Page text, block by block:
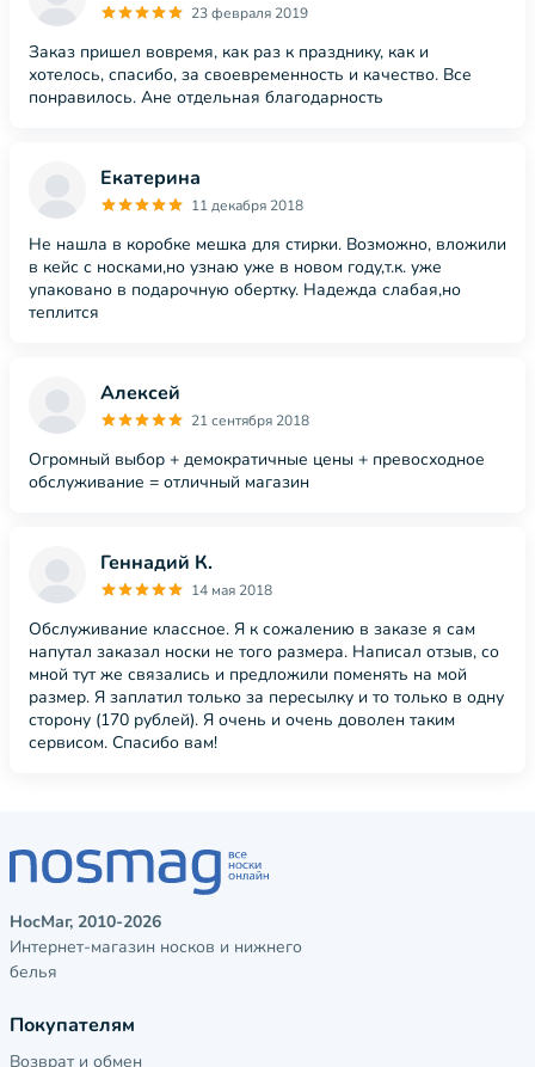
23 февраля 2019
Заказ пришел вовремя, как раз к празднику, как и
хотелось, спасибо, за своевременность и качество. Все
понравилось. Ане отдельная благодарность
Екатерина
11 декабря 2018
Не нашла в коробке мешка для стирки. Возможно, вложили
в кейс с носками,но узнаю уже в новом году,т.к. уже
упаковано в подарочную обертку. Надежда слабая,но
теплится
Алексей
21 сентября 2018
Огромный выбор + демократичные цены + превосходное
обслуживание = отличный магазин
Геннадий К.
14 мая 2018
Обслуживание классное. Я к сожалению в заказе я сам
напутал заказал носки не того размера. Написал отзыв, со
мной тут же связались и предложили поменять на мой
размер. Я заплатил только за пересылку и то только в одну
сторону (170 рублей). Я очень и очень доволен таким
сервисом. Спасибо вам!
НосМаг, 2010-2026
Интернет-магазин носков и нижнего
белья
Покупателям
Возврат и обмен